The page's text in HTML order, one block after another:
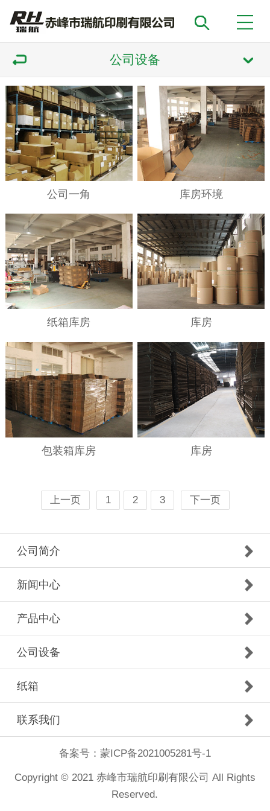
公司设备
公司一角 库房环境
纸箱库房 库房
包装箱库房 库房
上一页 1 2 3 下一页
公司简介
新闻中心
产品中心
公司设备
纸箱
联系我们
备案号： 蒙ICP备2021005281号-1
Copyright © 2021 赤峰市瑞航印刷有限公司 All Rights
Reserved.